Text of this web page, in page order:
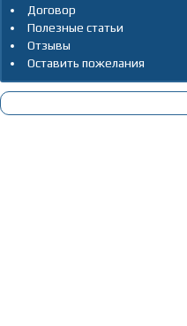
Договор
Полезные статьи
Отзывы
Оставить пожелания